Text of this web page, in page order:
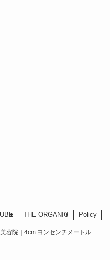
THE ORGANIC Policy
容院｜4cm ヨンセンチメートル.